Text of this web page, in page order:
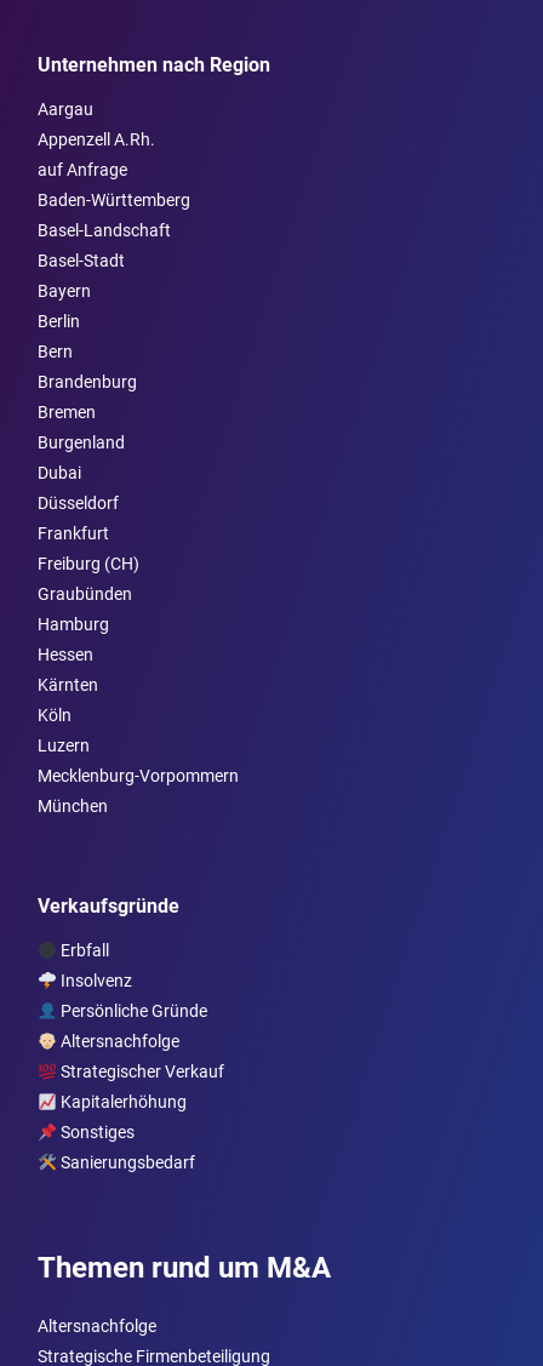
Unternehmen nach Region
Aargau
Appenzell A.Rh.
auf Anfrage
Baden-Württemberg
Basel-Landschaft
Basel-Stadt
Bayern
Berlin
Bern
Brandenburg
Bremen
Burgen­land
Dubai
Düsseldorf
Frankfurt
Freiburg (CH)
Graubünden
Hamburg
Hessen
Kärnten
Köln
Luzern
Mecklenburg-Vorpommern
München
Verkaufsgründe
Erbfall
Insolvenz
Persönliche Gründe
Altersnachfolge
Strategischer Verkauf
Kapitalerhöhung
Sonstiges
Sanierungsbedarf
Themen rund um M&A
Altersnachfolge
Strategische Firmenbeteiligung